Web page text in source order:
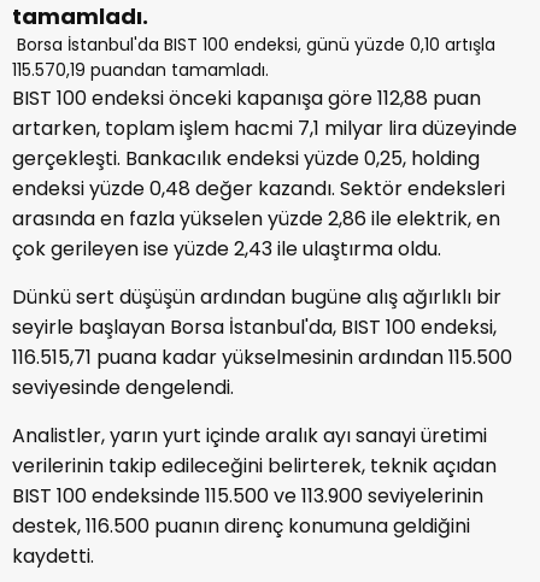
tamamladı.
Borsa İstanbul'da BIST 100 endeksi, günü yüzde 0,10 artışla
115.570,19 puandan tamamladı.
BIST 100 endeksi önceki kapanışa göre 112,88 puan
artarken, toplam işlem hacmi 7,1 milyar lira düzeyinde
gerçekleşti. Bankacılık endeksi yüzde 0,25, holding
endeksi yüzde 0,48 değer kazandı. Sektör endeksleri
arasında en fazla yükselen yüzde 2,86 ile elektrik, en
çok gerileyen ise yüzde 2,43 ile ulaştırma oldu.
Dünkü sert düşüşün ardından bugüne alış ağırlıklı bir
seyirle başlayan Borsa İstanbul'da, BIST 100 endeksi,
116.515,71 puana kadar yükselmesinin ardından 115.500
seviyesinde dengelendi.
Analistler, yarın yurt içinde aralık ayı sanayi üretimi
verilerinin takip edileceğini belirterek, teknik açıdan
BIST 100 endeksinde 115.500 ve 113.900 seviyelerinin
destek, 116.500 puanın direnç konumuna geldiğini
kaydetti.